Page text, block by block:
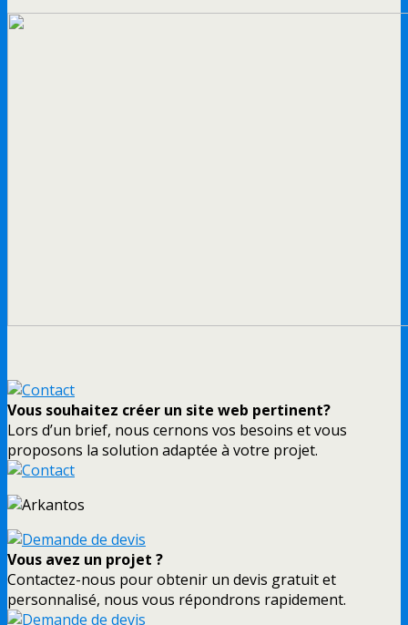
Vous souhaitez créer un site web pertinent?
Lors d’un brief, nous cernons vos besoins et vous
proposons la solution adaptée à votre projet.
Vous avez un projet ?
Contactez-nous pour obtenir un devis gratuit et
personnalisé, nous vous répondrons rapidement.